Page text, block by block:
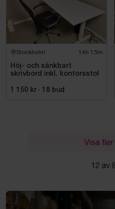
Stockholm 14h 15m
Höj- och sänkbart
skrivbord inkl. kontorsstol
1 150 kr · 18 bud
Visa
12 av